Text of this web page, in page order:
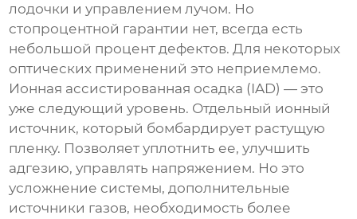
лодочки и управлением лучом. Но
стопроцентной гарантии нет, всегда есть
небольшой процент дефектов. Для некоторых
оптических применений это неприемлемо.
Ионная ассистированная осадка (IAD) — это
уже следующий уровень. Отдельный ионный
источник, который бомбардирует растущую
пленку. Позволяет уплотнить ее, улучшить
адгезию, управлять напряжением. Но это
усложнение системы, дополнительные
источники газов, необходимость более